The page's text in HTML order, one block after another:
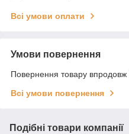
Всі умови оплати
Умови повернення
Повернення товару впродовж
Всі умови повернення
Подібні товари компанії